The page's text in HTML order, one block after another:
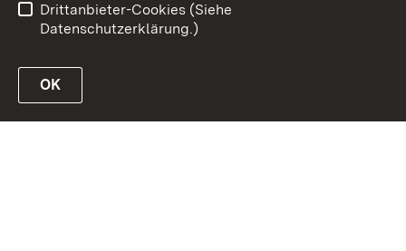
Drittanbieter-Cookies (Siehe
Datenschutzerklärung.)
OK